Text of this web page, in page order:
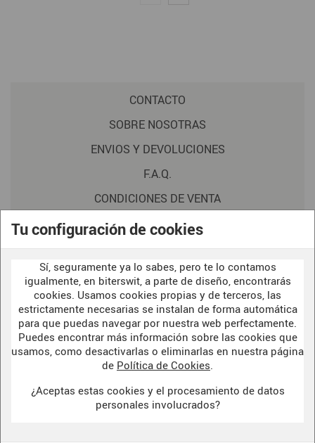
Tu configuración de cookies
Sí, seguramente ya lo sabes, pero te lo contamos
igualmente, en biterswit, a parte de diseño, encontrarás
cookies. Usamos cookies propias y de terceros, las
estrictamente necesarias se instalan de forma automática
para que puedas navegar por nuestra web perfectamente.
Puedes encontrar más información sobre las cookies que
usamos, como desactivarlas o eliminarlas en nuestra página
de Política de Cookies.
¿Aceptas estas cookies y el procesamiento de datos
personales involucrados?
CONTACTO
SOBRE NOSOTRAS
ENVIOS Y DEVOLUCIONES
F.A.Q.
CONDICIONES DE VENTA
POLITICA DE PRIVACIDAD
AVISO LEGAL
POLÍTICA DE COOKIES
WELCOME TO OUR
DARK SIDE
BITERSWIT STUDIO